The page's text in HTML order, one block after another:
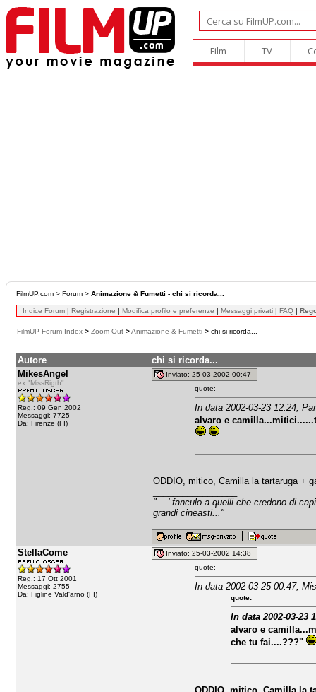
Film TV
FilmUP.com > Forum > Animazione & Fumetti - chi si ricorda...
Indice Forum | Registrazione | Modifica profilo e preferenze | Messaggi privati | FAQ |
FilmUP Forum Index > Zoom Out >Animazione & Fumetti > chi si ricorda...
Autore
chi si ricorda...
MikesAngel
ex "MissRigth"
Reg.: 09 Gen 2002
Messaggi: 7725
Da: Firenze (FI)
Inviato: 25-03-2002 00:47
quote:
In data 2002-03-23 12:24,
alvaro e
ODDIO, mitico, Camilla la tartaruga +
"... ' fanculo a quelli che credono di
grandi cineasti..."
StellaCome
Reg.: 17 Ott 2001
Messaggi: 2755
Da: Figline Vald'arno (FI)
Inviato: 25-03-2002 14:38
quote:
In data 2002-03-25 00:47,
quote:
In data 2002-03-23
alvaro e
che tu fai....???"